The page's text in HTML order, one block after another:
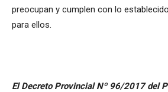
preocupan y cumplen con lo
para ellos.
El Decreto Provincial Nº 96/2017 del